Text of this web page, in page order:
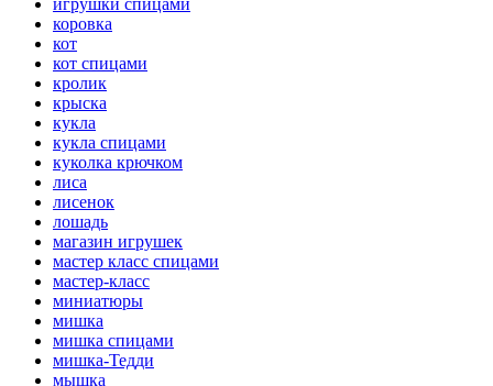
игрушки спицами
коровка
кот
кот спицами
кролик
крыска
кукла
кукла спицами
куколка крючком
лиса
лисенок
лошадь
магазин игрушек
мастер класс спицами
мастер-класс
миниатюры
мишка
мишка спицами
мишка-Тедди
мышка